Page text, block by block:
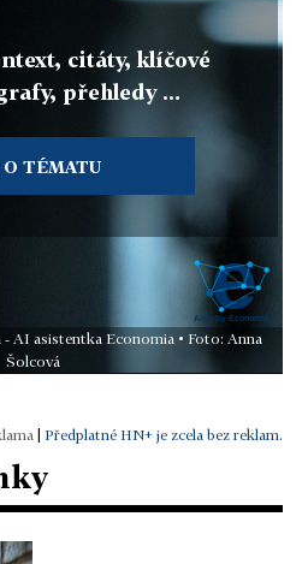
citáty, klíčové
přehledy ...
O TÉMATU
AI asistentka Economia • Foto: Anna
Šolcová
Předplatné HN+ je zcela bez reklam.